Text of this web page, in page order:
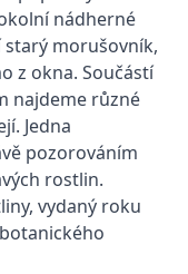
nádherné
starý morušovník,
z okna. Součástí
najdeme různé
Jedna
pozorováním
rostlin.
vydaný roku